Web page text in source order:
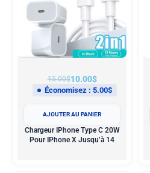
Chargeur IPhone Type C 20W
Pour IPhone X Jusqu’à 14
15.00$10.00$
Économisez : 5.00$
AJOUTER AU PANIER